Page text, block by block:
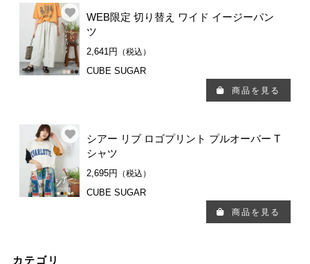
WEB限定 切り替え ワイド イージーパン
ツ
2,641円 （税込）
CUBE SUGAR
商品を見る
シアー リブ ロゴプリント プルオーバー T
シャツ
2,695円 （税込）
CUBE SUGAR
商品を見る
カテゴリ